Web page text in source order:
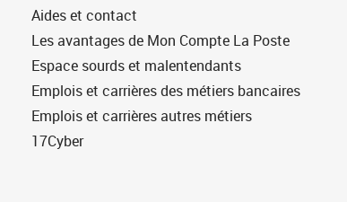
Aides et contact
Les avantages de Mon Compte La Poste
Espace sourds et malentendants
Emplois et carrières des métiers bancaires
Emplois et carrières autres métiers
17Cyber